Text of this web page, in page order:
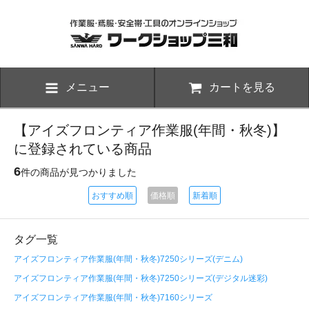
メニュー カートを見る
【アイズフロンティア作業服(年間・秋冬)】
に登録されている商品
6件の商品が見つかりました
おすすめ順 価格順 新着順
タグ一覧
アイズフロンティア作業服(年間・秋冬)7250シリーズ(デニム)
アイズフロンティア作業服(年間・秋冬)7250シリーズ(デジタル迷彩)
アイズフロンティア作業服(年間・秋冬)7160シリーズ